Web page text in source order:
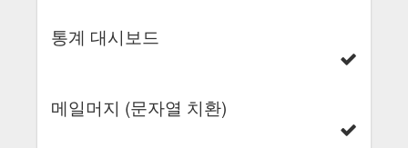
통계 대시보드
메일머지 (문자열 치환)